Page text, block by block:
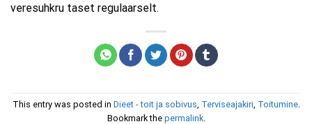
veresuhkru taset regulaarselt.
This entry was posted in Dieet - toit ja sobivus Terviseajakiri, Toitumine.
Bookmark the permalink.